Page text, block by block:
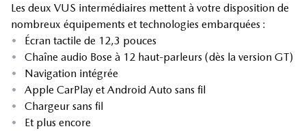
Les deux VUS intermédiaires mettent à votre disposition de
nombreux équipements et technologies embarquées :
•
Écran tactile de 12,3 pouces
•
Chaîne audio Bose à 12 haut-parleurs (dès la version GT)
•
Navigation intégrée
•
Apple CarPlay et Android Auto sans fil
•
Chargeur sans fil
•
Et plus encore